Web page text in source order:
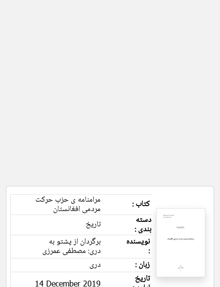
کتاب : مرامنامه ی حزب حرکت
مردمی افغانستان
دسته
بندی :
تاریخ
نویسنده
:
برگردان از پشتو به
دری: مصطفی عمرزی
زبان :
دری
تاریخ
14 December 2019